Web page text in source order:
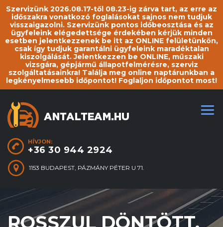
Szervizünk 2026.08.17-től 08.23-ig zárva tart, az erre az
időszakra vonatkozó foglalásokat sajnos nem tudjuk
visszaigazolni. Szervizünk pontos időbeosztása és az
ügyfeleink elégedettsége érdekében kérjük minden
esetben jelentkezzenek be itt az ONLINE felületünkön,
csak így tudjuk garantálni ügyfeleink maradéktalan
kiszolgálását. Jelentkezzen be ONLINE, műszaki
vizsgára, gépjármű állapotfelmérésre, szerviz
szolgáltatásainkra! Találja meg online naptárunkban a
legkényelmesebb időpontot! Foglaljon időpontot most!
HÍVJON:
+36 30 944 2924
1153 BUDAPEST, PÁZMÁNY PÉTER U 71.
ROSSZUL DÖNTÖTT,